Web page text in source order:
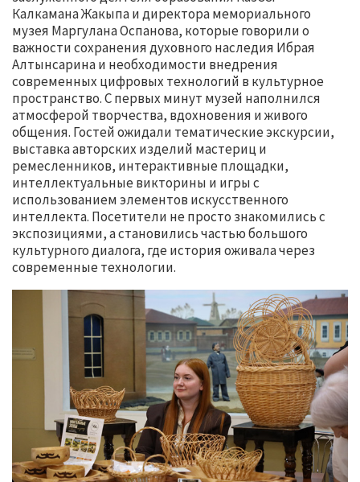
Калкамана Жакыпа и директора мемориального
музея Маргулана Оспанова, которые говорили о
важности сохранения духовного наследия Ибрая
Алтынсарина и необходимости внедрения
современных цифровых технологий в культурное
пространство. С первых минут музей наполнился
атмосферой творчества, вдохновения и живого
общения. Гостей ожидали тематические экскурсии,
выставка авторских изделий мастериц и
ремесленников, интерактивные площадки,
интеллектуальные викторины и игры с
использованием элементов искусственного
интеллекта. Посетители не просто знакомились с
экспозициями, а становились частью большого
культурного диалога, где история оживала через
современные технологии.